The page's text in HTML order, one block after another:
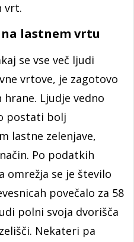
vrt.
lastnem vrtu
se vse več ljudi
vrtove, je zagotovo
hrane. Ljudje vedno
postati bolj
lastne zelenjave,
Po podatkih
omrežja se je število
povečalo za 58
polni svoja dvorišča
Nekateri pa